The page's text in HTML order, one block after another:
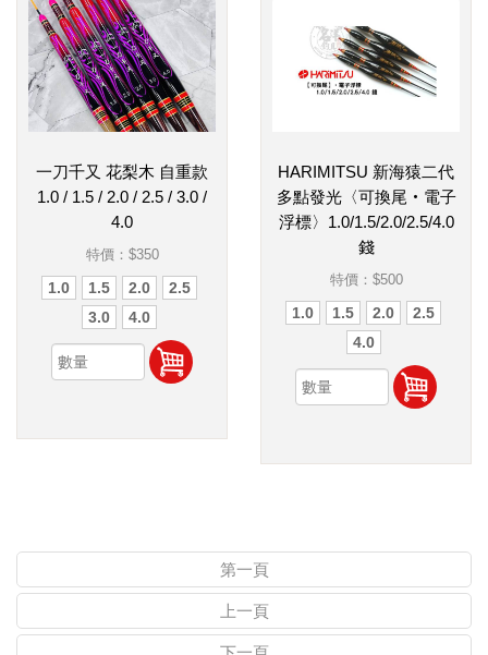
一刀千又 花梨木 自重款
1.0 / 1.5 / 2.0 / 2.5 / 3.0 /
4.0
特價： $350
1.0 1.5 2.0
2.5
3.0
4.0
HARIMITSU 新海猿二代
多點發光〈可換尾‧電子
浮標〉1.0/1.5/2.0/2.5/4.0
錢
特價： $500
1.0 1.5 2.0
2.5
4.0
第一頁
上一頁